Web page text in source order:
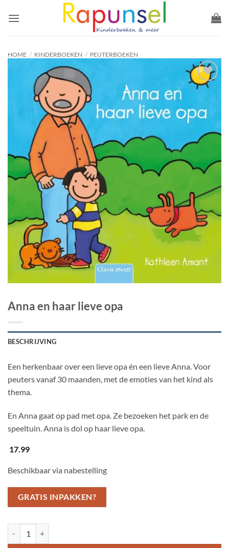
naar
HOME / KINDERBOEKEN / PEUTERBOEKEN
Anna en haar lieve opa
BESCHRIJVING
Een herkenbaar over een lieve opa én een lieve Anna. Voor
peuters vanaf 30 maanden, met de emoties van het kind als
thema.
En Anna gaat op pad met opa. Ze bezoeken het park en de
speeltuin. Anna is dol op haar lieve opa.
17.99
Beschikbaar via nabestelling
GRATIS INPAKKEN?